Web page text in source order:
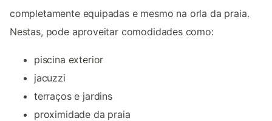
completamente equipadas e mesmo na orla da praia.
Nestas, pode aproveitar comodidades como:
piscina exterior
jacuzzi
terraços e jardins
proximidade da praia